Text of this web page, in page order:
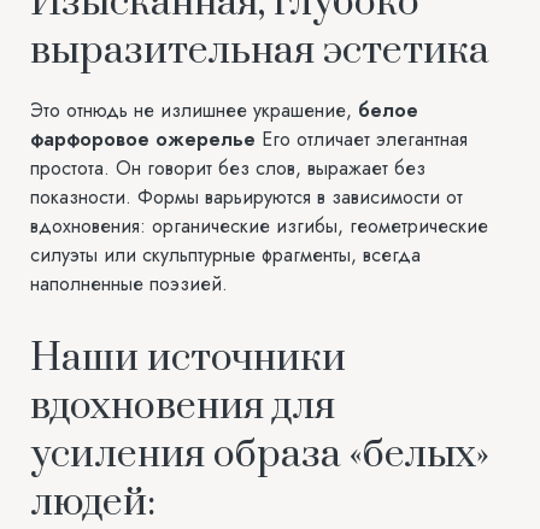
выразительная эстетика
Это отнюдь не излишнее украшение, белое
фарфоровое ожерелье Его отличает элегантная
простота. Он говорит без слов, выражает без
показности. Формы варьируются в зависимости от
вдохновения: органические изгибы, геометрические
силуэты или скульптурные фрагменты, всегда
наполненные поэзией.
Наши источники
вдохновения для
усиления образа «белых»
людей: